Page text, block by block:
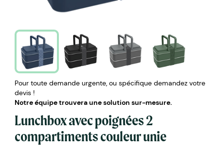
Pour toute demande urgente, ou spécifique demandez votre
devis !
Notre équipe trouvera une solution sur-mesure.
Lunchbox avec poignées 2
compartiments couleur unie